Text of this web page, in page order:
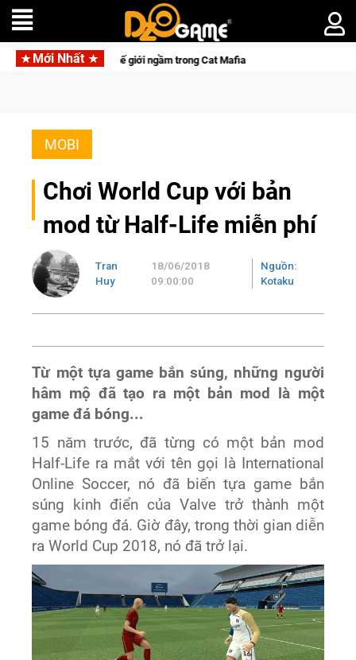
Mới Nhất
khuấy đảo thế giới ngầm trong Cat Mafia
MOBI
Chơi World Cup với bản
mod từ Half-Life miễn phí
Tran
Huy
18/06/2018
09:00:00
Nguồn:
Kotaku
Từ một tựa game bắn súng, những người
hâm mộ đã tạo ra một bản mod là một
game đá bóng...
15 năm trước, đã từng có một bản mod
Half-Life ra mắt với tên gọi là International
Online Soccer, nó đã biến tựa game bắn
súng kinh điển của Valve trở thành một
game bóng đá. Giờ đây, trong thời gian diễn
ra World Cup 2018, nó đã trở lại.